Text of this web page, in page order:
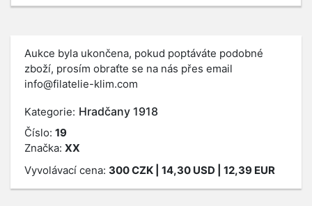
Aukce byla ukončena, pokud poptáváte podobné
zboží, prosím obraťte se na nás přes email
info@filatelie-klim.com
Kategorie: Hradčany 1918
Číslo: 19
Značka: XX
Vyvolávací cena: 300CZK | 14,30 USD | 12,39 EUR